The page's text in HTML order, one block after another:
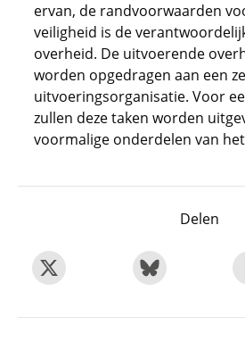
ervan, de randvoorwaarden
veiligheid is de
overheid. De uitvoerende
worden opgedragen aan een
uitvoeringsorganisatie. Voor
zullen deze taken worden
voormalige onderdelen van
Delen